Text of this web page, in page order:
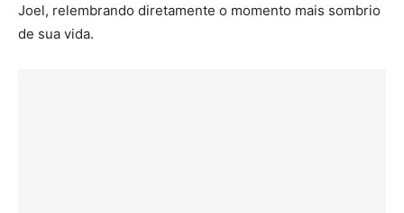
Joel, relembrando diretamente o momento mais sombrio
de sua vida.